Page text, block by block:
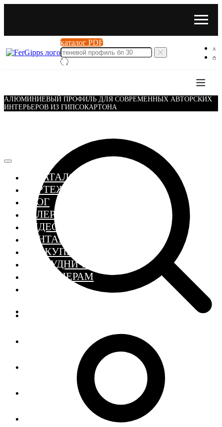
каталог PDF
АЛЮМИНИЕВЫЙ ПРОФИЛЬ ДЛЯ СОВРЕМЕННЫХ АВТОРСКИХ
ИНТЕРЬЕРОВ ИЗ ГИПСОКАРТОНА
≣ КАТАЛОГ
ЧЕРТЕЖИ
БЛОГ
ГАЛЕРЕЯ
ВИДЕО
КОНТАКТЫ
ГДЕ КУПИТЬ
СОТРУДНИЧЕСТВО
ДИЗАЙНЕРАМ